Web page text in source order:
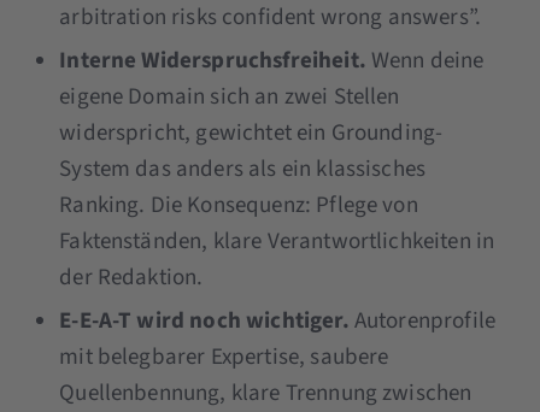
arbitration risks confident wrong answers”.
Interne Widerspruchsfreiheit.Wenn deine
eigene Domain sich an zwei Stellen
widerspricht, gewichtet ein Grounding-
System das anders als ein klassisches
Ranking. Die Konsequenz: Pflege von
Faktenständen, klare Verantwortlichkeiten in
der Redaktion.
E-E-A-T wird noch wichtiger.Autorenprofile
mit belegbarer Expertise, saubere
Quellenbennung, klare Trennung zwischen